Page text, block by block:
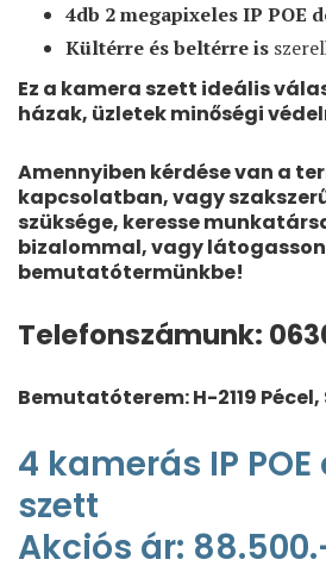
4db 2 megapixeles IP POE
Kültérre és beltérre is
Ez a kamera szett ideális
házak, üzletek minőségi
Amennyiben kérdése van a
kapcsolatban, vagy
szüksége, keresse
bizalommal, vagy látogasson
bemutatótermünkbe!
Telefonszámunk:
Bemutatóterem: H-2119 Pécel,
4 kamerás IP
szett
Akciós ár: